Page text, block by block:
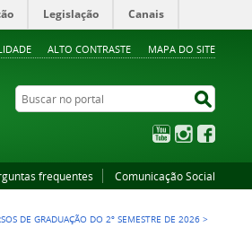
ALTO CONTRASTE MAPA DO SITE
Legislação Canais
Buscar no portal
YouTubeInstagram
frequentes Comunicação Social
DE GRADUAÇÃO DO 2º SEMESTRE DE 2026 >